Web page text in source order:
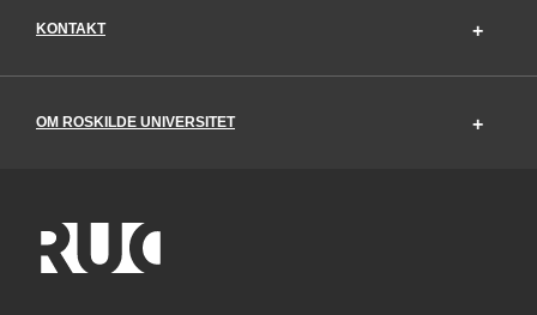
KONTAKT
OM ROSKILDE UNIVERSITET